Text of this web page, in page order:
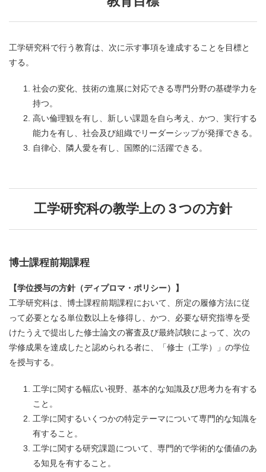
工学研究科で行う教育は、次に示す事項を達成することを目標と
する。
社会の変化、技術の進展に対応できる専門分野の基礎学力を
持つ。
高い倫理観を有し、新しい課題を自ら考え、かつ、実行する
能力を有し、社会及び組織でリーダーシップが発揮できる。
自律心、隣人愛を有し、国際的に活躍できる。
工学研究科の教学上の３つの方針
博士課程前期課程
【学位授与の方針（ディプロマ・ポリシー）】
工学研究科は、博士課程前期課程において、所定の履修方法に従
って必要となる単位数以上を修得し、かつ、必要な研究指導を受
けたうえで提出した修士論文の審査及び最終試験によって、次の
学修成果を達成したと認められる者に、「修士（工学）」の学位
を授与する。
工学に関する幅広い視野、基本的な知識及び思考力を有する
こと。
工学に関するいくつかの特定テーマについて専門的な知識を
有すること。
工学に関する研究課題について、専門的で学術的な価値のあ
る知見を有すること。